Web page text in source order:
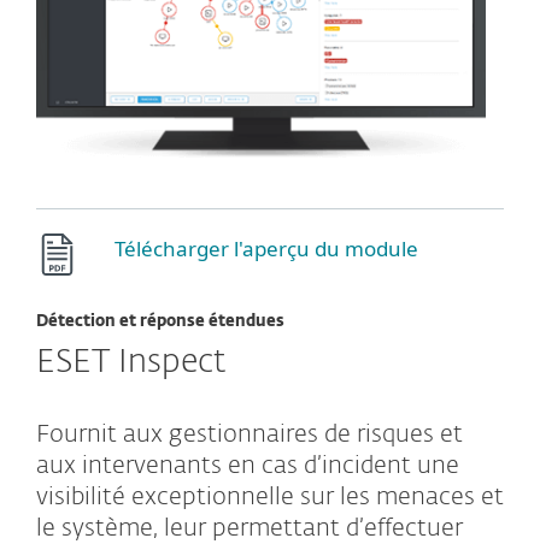
Télécharger l'aperçu du module
Détection et réponse étendues
ESET Inspect
Fournit aux gestionnaires de risques et
aux intervenants en cas d’incident une
visibilité exceptionnelle sur les menaces et
le système, leur permettant d’effectuer